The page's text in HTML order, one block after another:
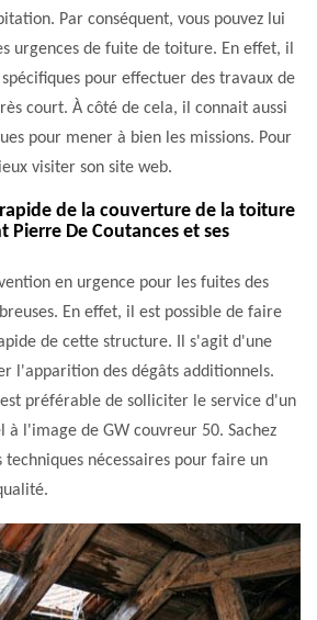
Par conséquent, vous pouvez lui
urgences de fuite de toiture. En effet, il
pour effectuer des travaux de
court. À côté de cela, il connait aussi
pour mener à bien les missions. Pour
visiter son site web.
de la couverture de la toiture
Pierre De Coutances et ses
en urgence pour les fuites des
En effet, il est possible de faire
de cette structure. Il s'agit d'une
l'apparition des dégâts additionnels.
préférable de solliciter le service d'un
à l'image de GW couvreur 50. Sachez
nécessaires pour faire un